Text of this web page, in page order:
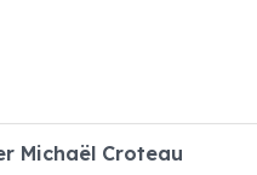
Michaël Croteau